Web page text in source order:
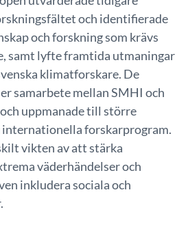
och identifierade
och forskning som krävs
samt lyfte framtida utmaningar
klimatforskare. De
samarbete mellan SMHI och
uppmanade till större
internationella forskarprogram.
vikten av att stärka
väderhändelser och
inkludera sociala och